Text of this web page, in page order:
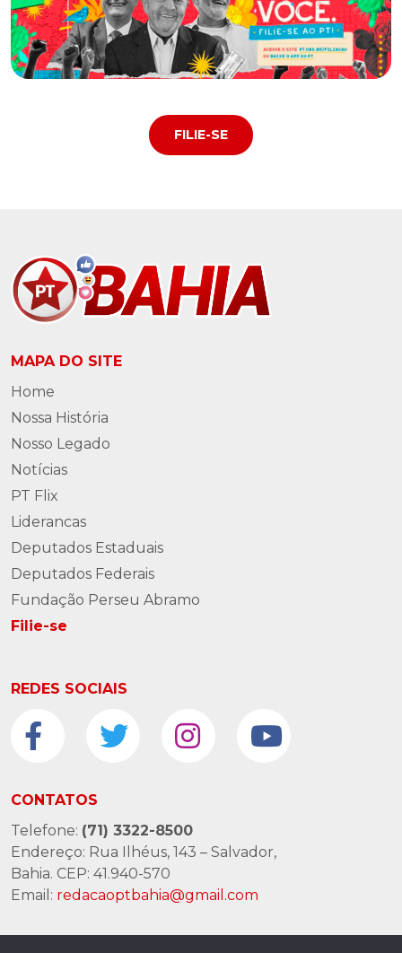
FILIE-SE
MAPA DO SITE
Home
Nossa História
Nosso Legado
Notícias
PT Flix
Liderancas
Deputados Estaduais
Deputados Federais
Fundação Perseu Abramo
Filie-se
REDES SOCIAIS
CONTATOS
Telefone: (71) 3322-8500
Endereço: Rua Ilhéus, 143 – Salvador,
Bahia. CEP: 41.940-570
Email: redacaoptbahia@gmail.com